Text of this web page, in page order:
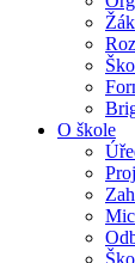
O škole